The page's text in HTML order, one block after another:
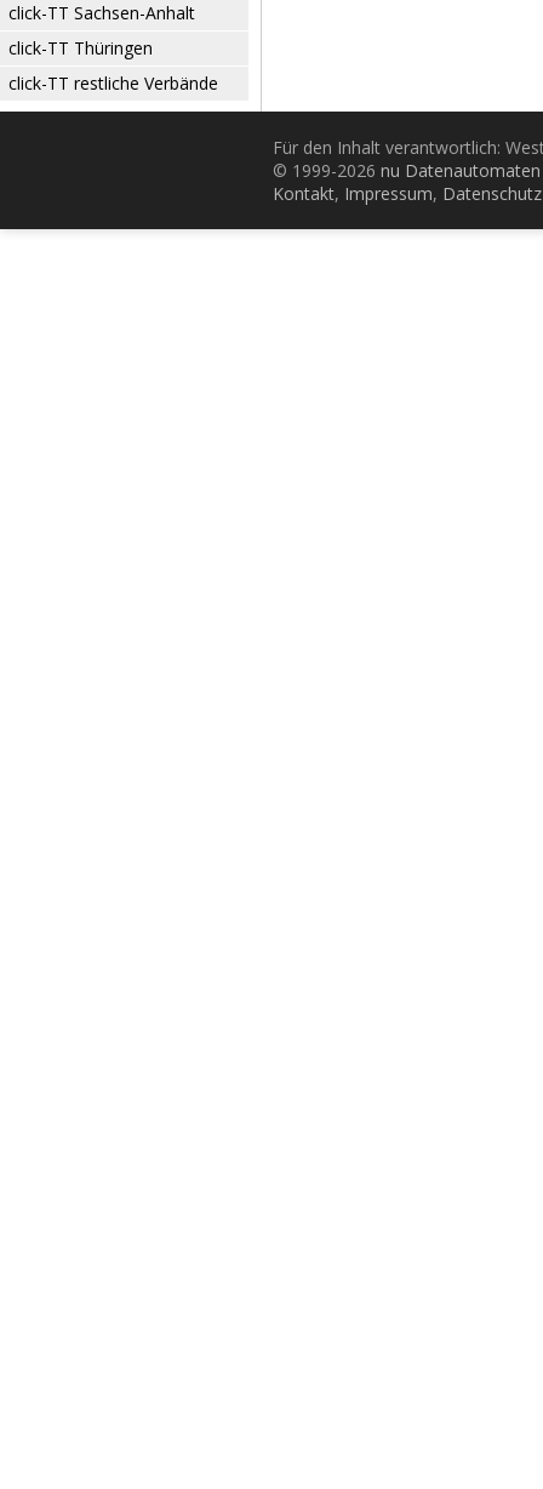
click-TT Sachsen-Anhalt
click-TT Thüringen
click-TT restliche Verbände
Für den Inhalt verantwortlich:
© 1999-2026 nu
Kontakt, Impressum, Datenschutz